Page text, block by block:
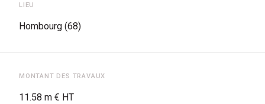
LIEU
Hombourg (68)
MONTANT DES TRAVAUX
11.58 m € HT